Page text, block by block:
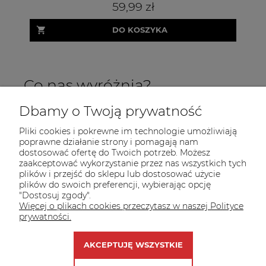
59,99 zł
DO KOSZYKA
Co nas wyróżnia?
INFORMACJE
Dbamy o Twoją prywatność
Pliki cookies i pokrewne im technologie umożliwiają
poprawne działanie strony i pomagają nam
dostosować ofertę do Twoich potrzeb. Możesz
zaakceptować wykorzystanie przez nas wszystkich tych
plików i przejść do sklepu lub dostosować użycie
plików do swoich preferencji, wybierając opcję
"Dostosuj zgody".
Więcej o plikach cookies przeczytasz w naszej Polityce
prywatności.
AKCEPTUJĘ WSZYSTKIE